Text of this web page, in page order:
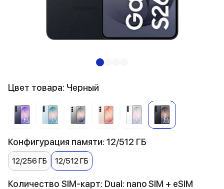
Цвет товара: Черный
Конфигурация памяти: 12/512 ГБ
12/256 ГБ 12/512 ГБ
Количество SIM-карт: Dual: nano SIM + eSIM